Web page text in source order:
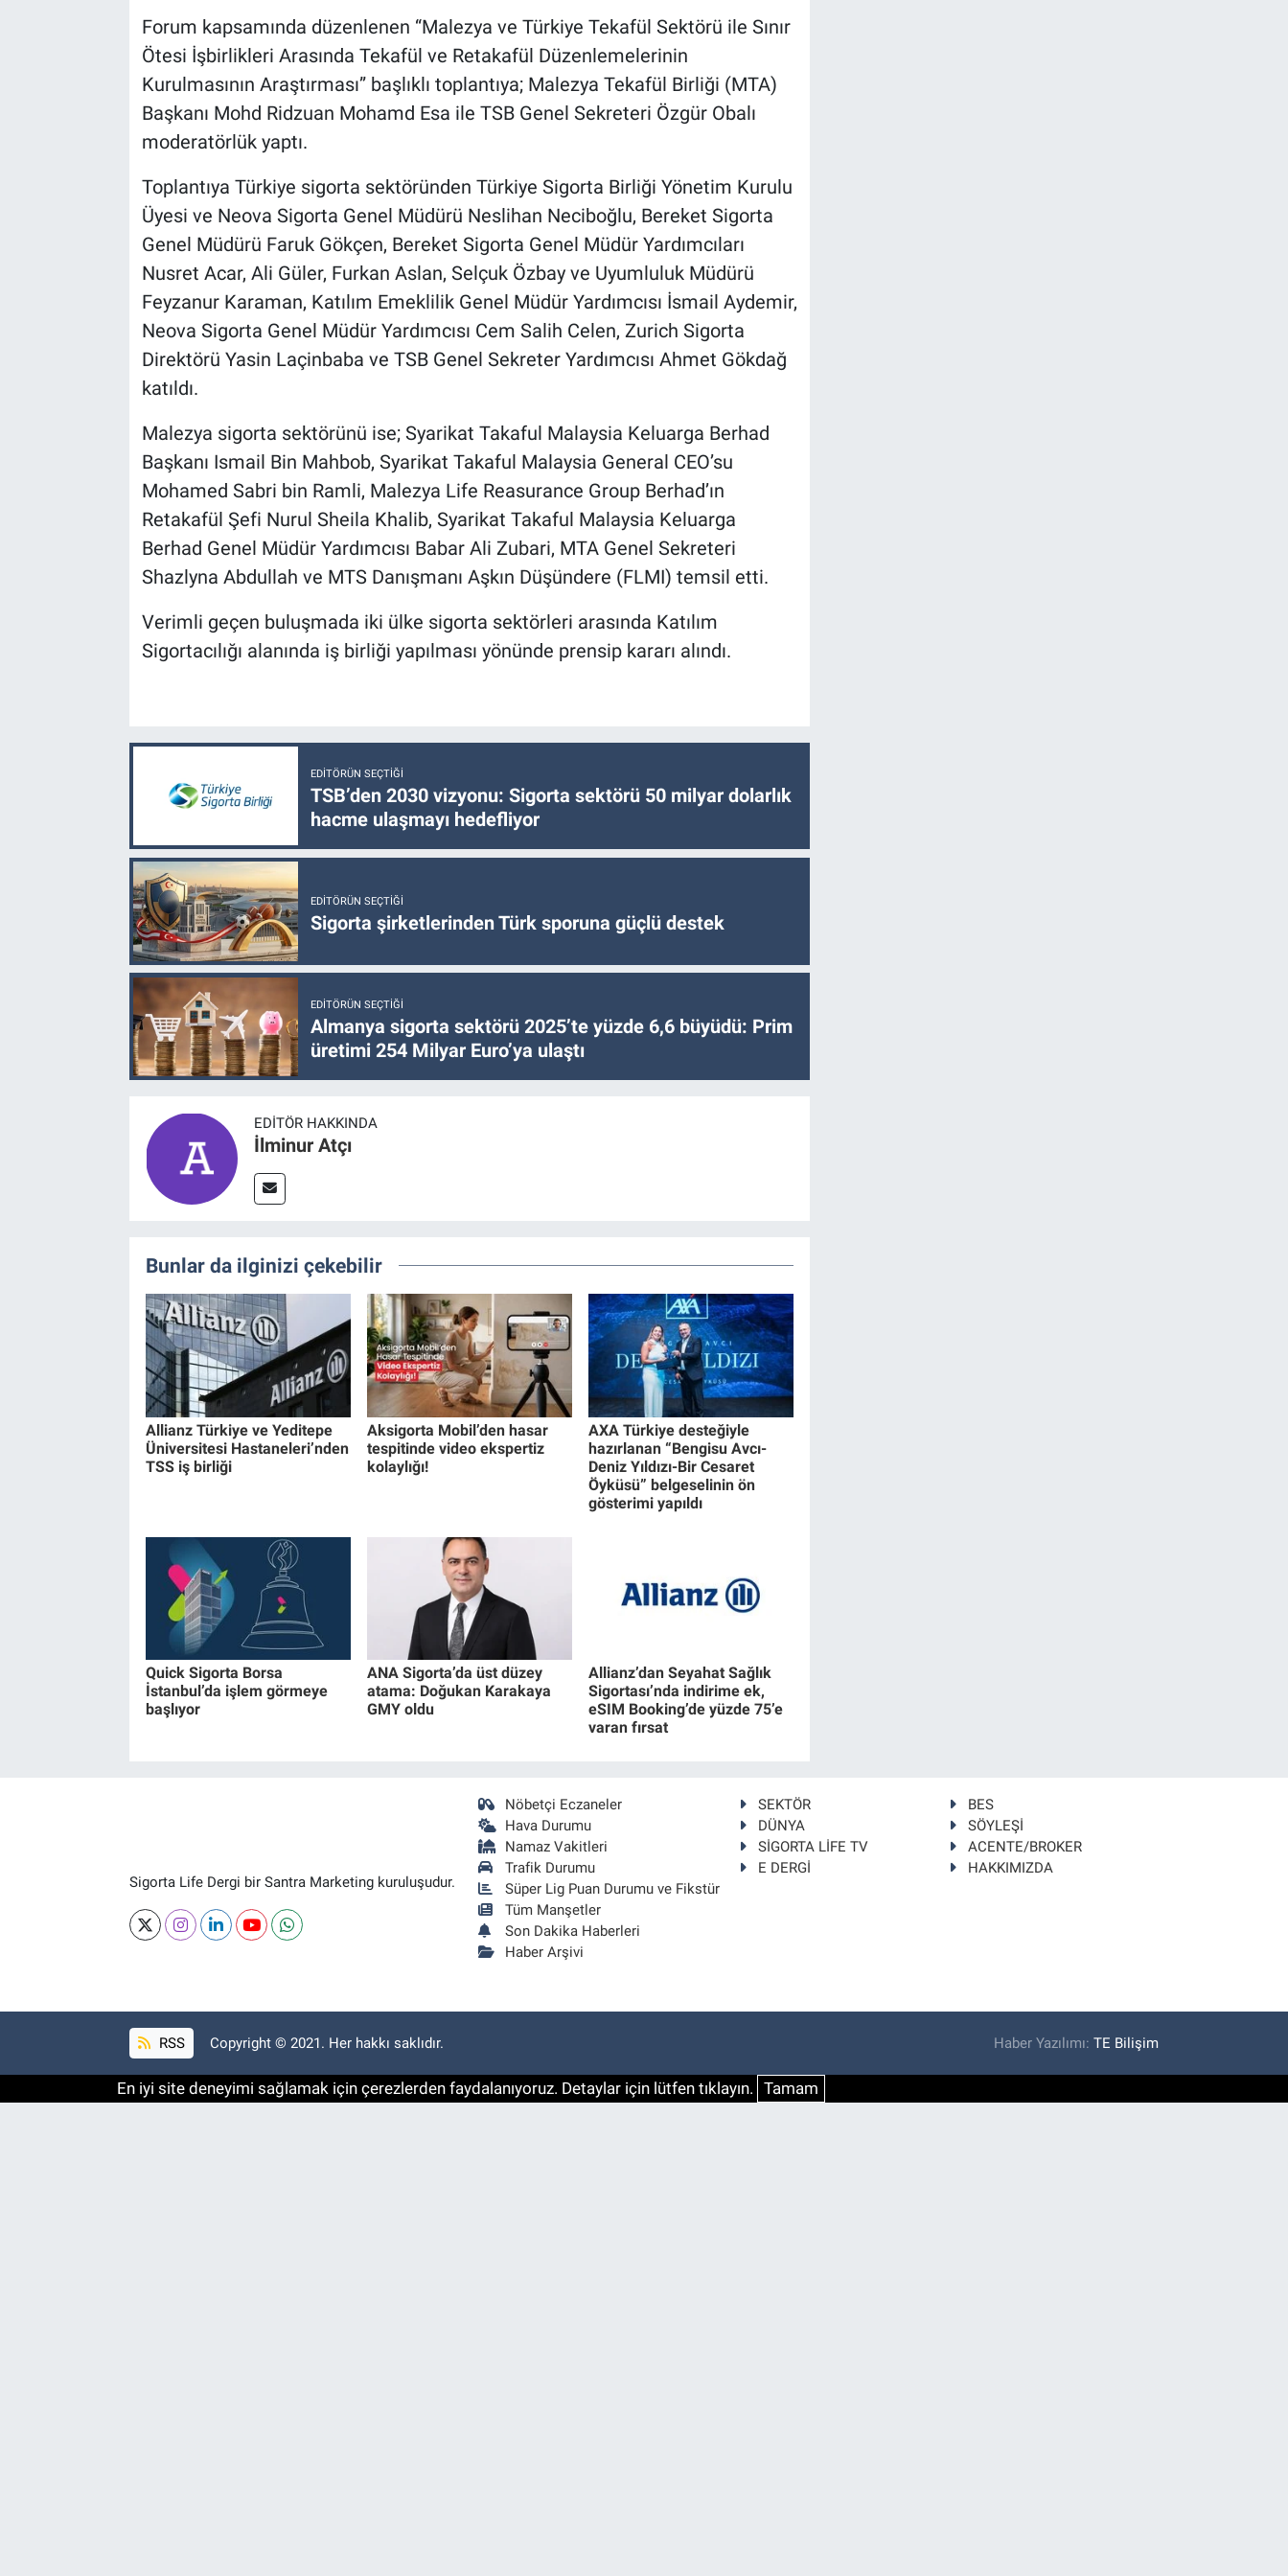
Forum kapsamında düzenlenen “Malezya ve Türkiye Tekafül Sektörü ile Sınır
Ötesi İşbirlikleri Arasında Tekafül ve Retakafül Düzenlemelerinin
Kurulmasının Araştırması” başlıklı toplantıya; Malezya Tekafül Birliği (MTA)
Başkanı Mohd Ridzuan Mohamd Esa ile TSB Genel Sekreteri Özgür Obalı
moderatörlük yaptı.
Toplantıya Türkiye sigorta sektöründen Türkiye Sigorta Birliği Yönetim Kurulu
Üyesi ve Neova Sigorta Genel Müdürü Neslihan Neciboğlu, Bereket Sigorta
Genel Müdürü Faruk Gökçen, Bereket Sigorta Genel Müdür Yardımcıları
Nusret Acar, Ali Güler, Furkan Aslan, Selçuk Özbay ve Uyumluluk Müdürü
Feyzanur Karaman, Katılım Emeklilik Genel Müdür Yardımcısı İsmail Aydemir,
Neova Sigorta Genel Müdür Yardımcısı Cem Salih Celen, Zurich Sigorta
Direktörü Yasin Laçinbaba ve TSB Genel Sekreter Yardımcısı Ahmet Gökdağ
katıldı.
Malezya sigorta sektörünü ise; Syarikat Takaful Malaysia Keluarga Berhad
Başkanı Ismail Bin Mahbob, Syarikat Takaful Malaysia General CEO’su
Mohamed Sabri bin Ramli, Malezya Life Reasurance Group Berhad’ın
Retakafül Şefi Nurul Sheila Khalib, Syarikat Takaful Malaysia Keluarga
Berhad Genel Müdür Yardımcısı Babar Ali Zubari, MTA Genel Sekreteri
Shazlyna Abdullah ve MTS Danışmanı Aşkın Düşündere (FLMI) temsil etti.
Verimli geçen buluşmada iki ülke sigorta sektörleri arasında Katılım
Sigortacılığı alanında iş birliği yapılması yönünde prensip kararı alındı.
EDITÖRÜN SEÇTIĞI
TSB’den 2030 vizyonu: Sigorta sektörü 50 milyar dolarlık
hacme ulaşmayı hedefliyor
EDITÖRÜN SEÇTIĞI
Sigorta şirketlerinden Türk sporuna güçlü destek
EDITÖRÜN SEÇTIĞI
Almanya sigorta sektörü 2025’te yüzde 6,6 büyüdü: Prim
üretimi 254 Milyar Euro’ya ulaştı
EDITÖR HAKKINDA
İlminur Atçı
Bunlar da ilginizi çekebilir
Allianz Türkiye ve Yeditepe
Üniversitesi Hastaneleri’nden
TSS iş birliği
Aksigorta Mobil’den hasar
tespitinde video ekspertiz
kolaylığı!
AXA Türkiye desteğiyle
hazırlanan “Bengisu Avcı-
Deniz Yıldızı-Bir Cesaret
Öyküsü” belgeselinin ön
gösterimi yapıldı
Quick Sigorta Borsa
İstanbul’da işlem görmeye
başlıyor
ANA Sigorta’da üst düzey
atama: Doğukan Karakaya
GMY oldu
Allianz’dan Seyahat Sağlık
Sigortası’nda indirime ek,
eSIM Booking’de yüzde 75’e
varan fırsat
Sigorta Life Dergi bir Santra Marketing kuruluşudur.
Nöbetçi Eczaneler
Hava Durumu
Namaz Vakitleri
Trafik Durumu
Süper Lig Puan Durumu ve Fikstür
Tüm Manşetler
Son Dakika Haberleri
Haber Arşivi
SEKTÖR
BES
DÜNYA
SÖYLEŞİ
SİGORTA LİFE TV
ACENTE/BROKER
E DERGİ
HAKKIMIZDA
RSS Copyright © 2021. Her hakkı saklıdır. Haber Yazılımı:TE Bilişim
En iyi site deneyimi sağlamak için çerezlerden faydalanıyoruz. Detaylar için lütfen tıklayın. Tamam